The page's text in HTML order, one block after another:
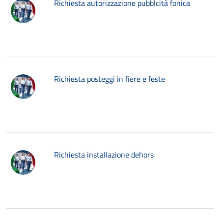
Richiesta autorizzazione pubblcità fonica
Richiesta posteggi in fiere e feste
Richiesta installazione dehors